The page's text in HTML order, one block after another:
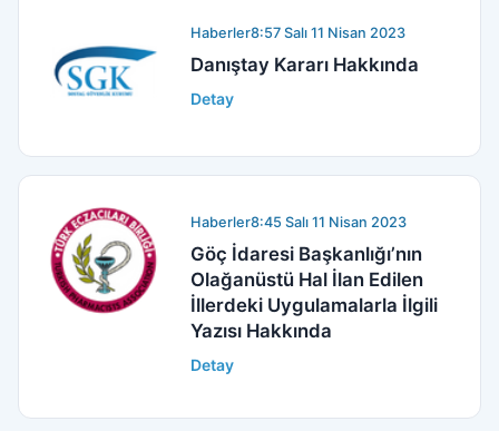
Haberler8:57 Salı 11 Nisan 2023
Danıştay Kararı Hakkında
Detay
Haberler8:45 Salı 11 Nisan 2023
Göç İdaresi Başkanlığı’nın
Olağanüstü Hal İlan Edilen
İllerdeki Uygulamalarla İlgili
Yazısı Hakkında
Detay